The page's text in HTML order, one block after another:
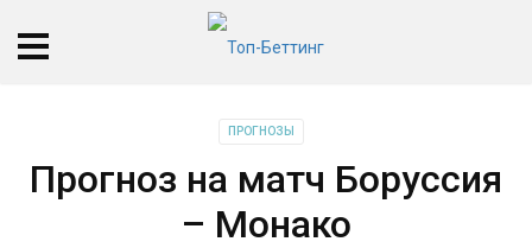
ПРОГНОЗЫ
Прогноз на матч Боруссия
– Монако